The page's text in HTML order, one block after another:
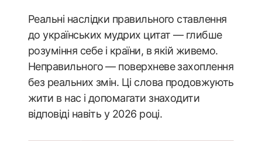
Реальні наслідки правильного ставлення
до українських мудрих цитат — глибше
розуміння себе і країни, в якій живемо.
Неправильного — поверхневе захоплення
без реальних змін. Ці слова продовжують
жити в нас і допомагати знаходити
відповіді навіть у 2026 році.